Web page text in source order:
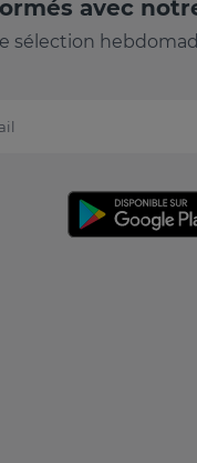
avec
sélection